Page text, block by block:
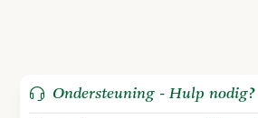
Ondersteuning - Hulp nodig?